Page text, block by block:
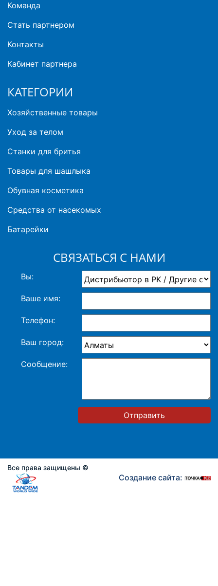
Команда
Стать партнером
Контакты
Кабинет партнера
КАТЕГОРИИ
Хозяйственные товары
Уход за телом
Станки для бритья
Товары для шашлыка
Обувная косметика
Средства от насекомых
Батарейки
СВЯЗАТЬСЯ С НАМИ
Вы:
Ваше имя:
Телефон:
Ваш город:
Сообщение:
Отправить
Все права защищены ©
Создание сайта: